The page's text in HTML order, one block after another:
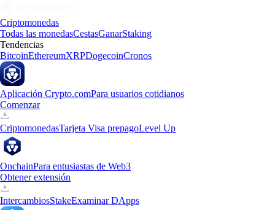
Criptomonedas
Todas las monedasCestasGanarStaking
Tendencias
BitcoinEthereumXRPDogecoinCronos
Aplicación Crypto.comPara usuarios cotidianos
Comenzar
CriptomonedasTarjeta Visa prepagoLevel Up
OnchainPara entusiastas de Web3
Obtener extensión
IntercambiosStakeExaminar DApps